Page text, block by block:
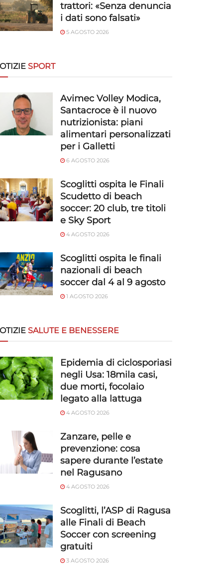
trattori: «Senza denuncia
i dati sono falsati»
5 AGOSTO 2026
SPORT
Avimec Volley Modica,
Santacroce è il nuovo
nutrizionista: piani
alimentari personalizzati
per i Galletti
6 AGOSTO 2026
Scoglitti ospita le Finali
Scudetto di beach
soccer: 20 club, tre titoli
e Sky Sport
4 AGOSTO 2026
Scoglitti ospita le finali
nazionali di beach
soccer dal 4 al 9 agosto
1 AGOSTO 2026
SALUTE E BENESSERE
Epidemia di ciclosporiasi
negli Usa: 18mila casi,
due morti, focolaio
legato alla lattuga
4 AGOSTO 2026
Zanzare, pelle e
prevenzione: cosa
sapere durante l’estate
nel Ragusano
4 AGOSTO 2026
Scoglitti, l’ASP di Ragusa
alle Finali di Beach
Soccer con screening
gratuiti
3 AGOSTO 2026